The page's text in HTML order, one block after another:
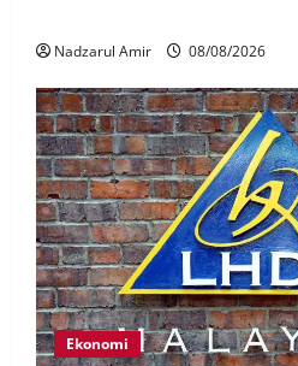
Nadzarul Amir 08/08/2026
Ekonomi